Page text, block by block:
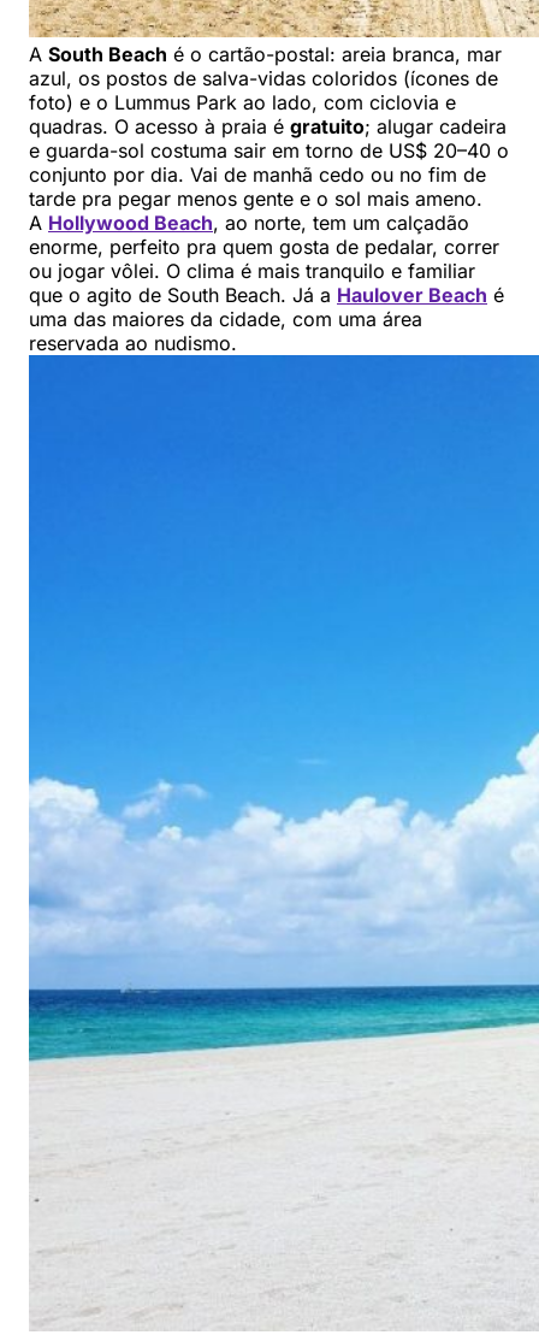
A South Beach é o cartão-postal: areia branca, mar
azul, os postos de salva-vidas coloridos (ícones de
foto) e o Lummus Park ao lado, com ciclovia e
quadras. O acesso à praia é gratuito; alugar cadeira
e guarda-sol costuma sair em torno de US$ 20–40 o
conjunto por dia. Vai de manhã cedo ou no fim de
tarde pra pegar menos gente e o sol mais ameno.
A Hollywood Beach, ao norte, tem um calçadão
enorme, perfeito pra quem gosta de pedalar, correr
ou jogar vôlei. O clima é mais tranquilo e familiar
que o agito de South Beach. Já a Haulover Beach é
uma das maiores da cidade, com uma área
reservada ao nudismo.